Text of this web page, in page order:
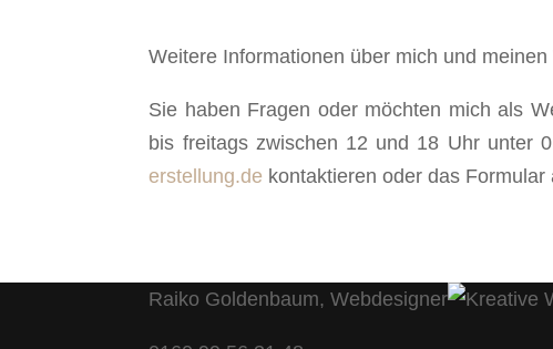
Weitere Informationen über mich und
Sie haben Fragen oder möchten mich als
bis freitags zwischen 12 und 18 Uhr unter
erstellung.de kontaktieren oder das
Raiko Goldenbaum, Webdesigner